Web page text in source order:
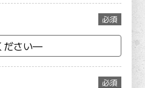
必須
必須